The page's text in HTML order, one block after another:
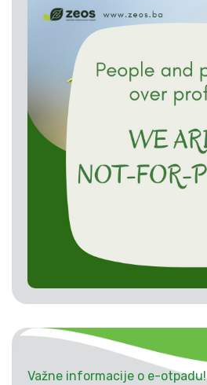
Važne informacije o e-otpadu!